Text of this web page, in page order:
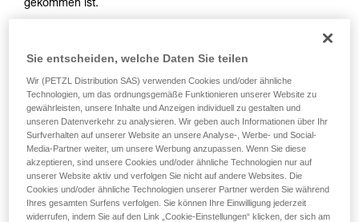
Sie ihn eigenständig durchführen.
noch andere Techniken, die hier nicht
gekommen ist.
Sie entscheiden, welche Daten Sie teilen
Wir (PETZL Distribution SAS) verwenden Cookies und/oder ähnliche
Technologien, um das ordnungsgemäße Funktionieren unserer Website zu
gewährleisten, unsere Inhalte und Anzeigen individuell zu gestalten und
unseren Datenverkehr zu analysieren. Wir geben auch Informationen über Ihr
Surfverhalten auf unserer Website an unsere Analyse-, Werbe- und Social-
Media-Partner weiter, um unsere Werbung anzupassen. Wenn Sie diese
akzeptieren, sind unsere Cookies und/oder ähnliche Technologien nur auf
unserer Website aktiv und verfolgen Sie nicht auf andere Websites. Die
Cookies und/oder ähnliche Technologien unserer Partner werden Sie während
Ihres gesamten Surfens verfolgen. Sie können Ihre Einwilligung jederzeit
widerrufen, indem Sie auf den Link „Cookie-Einstellungen“ klicken, der sich am